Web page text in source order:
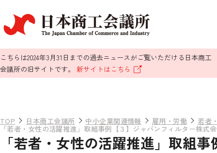
こちらは2024年3月31日までの過去ニュースがご覧いただける日本商工
会議所の旧サイトです。 新サイトはこちら
TOP 日本商工会議所 中小企業関連情報 雇用・労働 若者
「若者・女性の活躍推進」取組事例【３】ジャパンフィルター株式
「若者・女性の活躍推進」取組